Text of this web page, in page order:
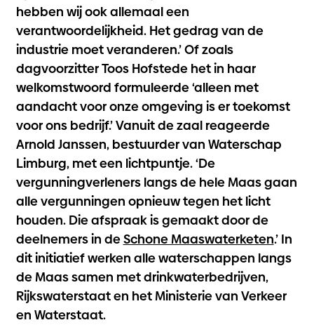
hebben wij ook allemaal een
verantwoordelijkheid. Het gedrag van de
industrie moet veranderen.’ Of zoals
dagvoorzitter Toos Hofstede het in haar
welkomstwoord formuleerde ‘alleen met
aandacht voor onze omgeving is er toekomst
voor ons bedrijf.’ Vanuit de zaal reageerde
Arnold Janssen, bestuurder van Waterschap
Limburg, met een lichtpuntje. ‘De
vergunningverleners langs de hele Maas gaan
alle vergunningen opnieuw tegen het licht
houden. Die afspraak is gemaakt door de
deelnemers in deSchone Maaswaterketen.’ In
dit initiatief werken alle waterschappen langs
de Maas samen met drinkwaterbedrijven,
Rijkswaterstaat en het Ministerie van Verkeer
en Waterstaat.